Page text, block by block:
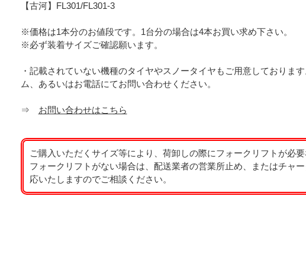
【古河】FL301/FL301-3
※価格は1本分のお値段です。1台分の場合は4本お買い求め下さい。
※必ず装着サイズご確認願います。
・記載されていない機種のタイヤやスノータイヤもご用意しておりま
ム、あるいはお電話にてお問い合わせください。
⇒ お問い合わせはこちら
ご購入いただくサイズ等により、荷卸しの際にフォークリフトが必要
フォークリフトがない場合は、配送業者の営業所止め、またはチャ
応いたしますのでご相談ください。